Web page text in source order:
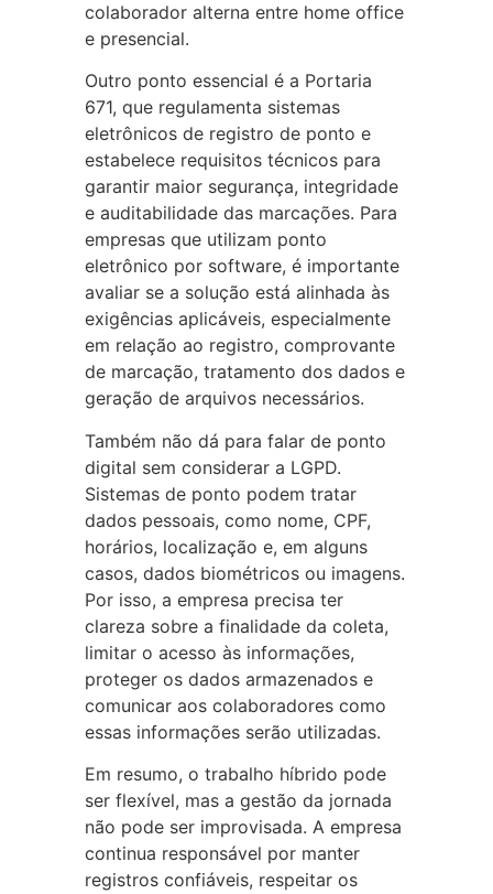
colaborador alterna entre home office
e presencial.
Outro ponto essencial é a Portaria
671, que regulamenta sistemas
eletrônicos de registro de ponto e
estabelece requisitos técnicos para
garantir maior segurança, integridade
e auditabilidade das marcações. Para
empresas que utilizam ponto
eletrônico por software, é importante
avaliar se a solução está alinhada às
exigências aplicáveis, especialmente
em relação ao registro, comprovante
de marcação, tratamento dos dados e
geração de arquivos necessários.
Também não dá para falar de ponto
digital sem considerar a LGPD.
Sistemas de ponto podem tratar
dados pessoais, como nome, CPF,
horários, localização e, em alguns
casos, dados biométricos ou imagens.
Por isso, a empresa precisa ter
clareza sobre a finalidade da coleta,
limitar o acesso às informações,
proteger os dados armazenados e
comunicar aos colaboradores como
essas informações serão utilizadas.
Em resumo, o trabalho híbrido pode
ser flexível, mas a gestão da jornada
não pode ser improvisada. A empresa
continua responsável por manter
registros confiáveis, respeitar os